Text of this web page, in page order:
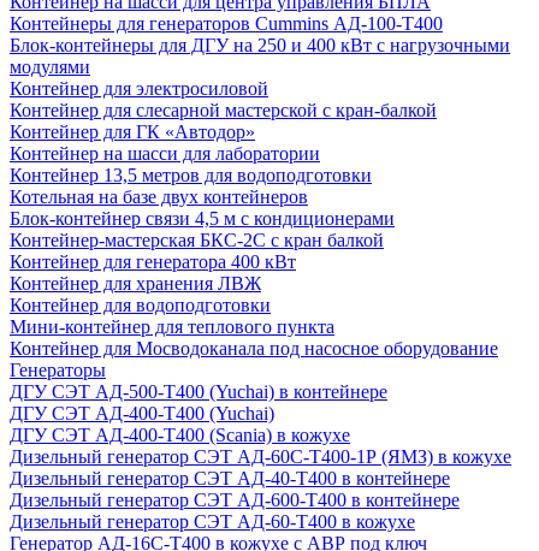
Контейнеры для генераторов Cummins АД-100-Т400
Блок-контейнеры для ДГУ на 250 и 400 кВт с нагрузочными
модулями
Контейнер для электросиловой
Контейнер для слесарной мастерской с кран-балкой
Контейнер для ГК «Автодор»
Контейнер на шасси для лаборатории
Контейнер 13,5 метров для водоподготовки
Котельная на базе двух контейнеров
Блок-контейнер связи 4,5 м с кондиционерами
Контейнер-мастерская БКС-2С с кран балкой
Контейнер для генератора 400 кВт
Контейнер для хранения ЛВЖ
Контейнер для водоподготовки
Мини-контейнер для теплового пункта
Контейнер для Мосводоканала под насосное оборудование
Генераторы
ДГУ СЭТ АД-500-Т400 (Yuchai) в контейнере
ДГУ СЭТ АД-400-Т400 (Yuchai)
ДГУ СЭТ АД-400-Т400 (Scania) в кожухе
Дизельный генератор СЭТ АД-60С-Т400-1Р (ЯМЗ) в кожухе
Дизельный генератор СЭТ АД-40-Т400 в контейнере
Дизельный генератор СЭТ АД-600-Т400 в контейнере
Дизельный генератор СЭТ АД-60-Т400 в кожухе
Генератор АД-16С-Т400 в кожухе с АВР под ключ